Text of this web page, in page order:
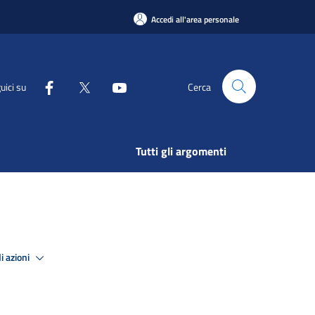
Accedi all'area personale
su Cerca
Tutti gli argomenti
azioni